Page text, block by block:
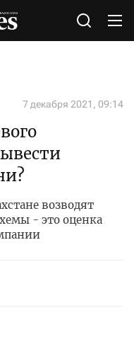
7 декабря 2021, 09:14
возводят
- это оценка